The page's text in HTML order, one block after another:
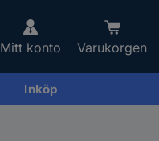
Mitt konto Varukorgen
Inköp